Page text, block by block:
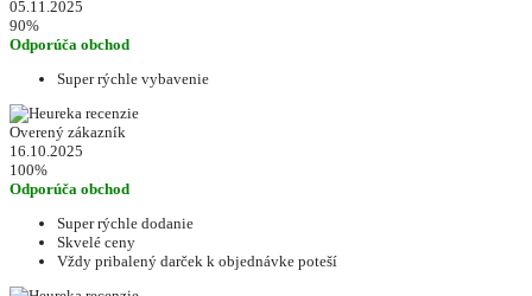
05.11.2025
90%
Odporúča obchod
Super rýchle vybavenie
Overený zákazník
16.10.2025
100%
Odporúča obchod
Super rýchle dodanie
Skvelé ceny
Vždy pribalený darček k objednávke poteší